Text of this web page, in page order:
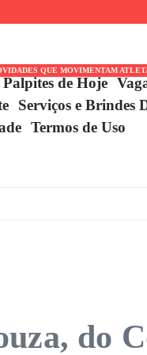
QUE MOVIMENTAM
de Hoje
Serviços e Brindes
Termos de Uso
do